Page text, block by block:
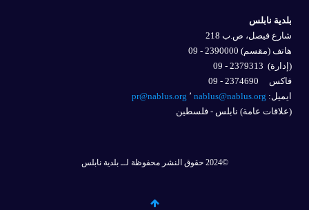
بلدية نابلس
شارع فيصل، ص.ب 218
هاتف (مقسم) 2390000 - 09
(إدارة)
فاكس 2374690 - 09
ايميل: nablus@nablus.org
pr@nablus.org
(علاقات عامة) نابلس - فلسطين
©2024 حقوق النشر محفوظة لــ بلدية نابلس